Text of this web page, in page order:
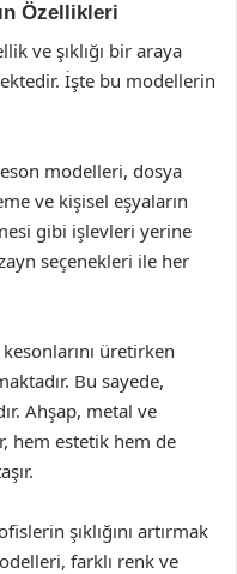
Özellikleri
ve şıklığı bir araya
İşte bu modellerin
modelleri, dosya
ve kişisel eşyaların
gibi işlevleri yerine
seçenekleri ile her
üretirken
Bu sayede,
Ahşap, metal ve
hem estetik hem de
şıklığını artırmak
farklı renk ve